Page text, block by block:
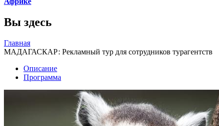
Вы здесь
Главная
МАДАГАСКАР: Рекламный тур для сотрудников турагентств
Описание
Программа